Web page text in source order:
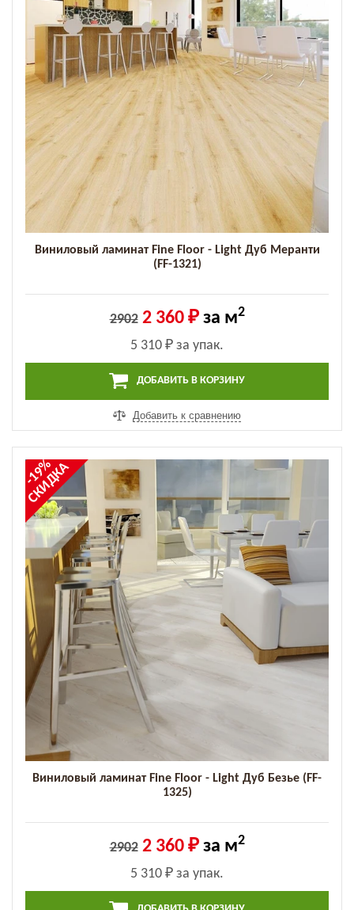
Виниловый ламинат Fine Floor - Light Дуб Меранти
(FF-1321)
2902 2 360 ₽за м2
5 310 ₽ за упак.
ДОБАВИТЬ В КОРЗИНУ
Добавить к сравнению
-19%
СКИДКА
Виниловый ламинат Fine Floor - Light Дуб Безье (FF-
1325)
2902 2 360 ₽за м2
5 310 ₽ за упак.